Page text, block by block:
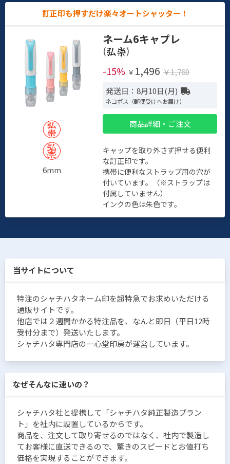
訂正印も押すだけ楽々オートシャッター！
6mm
ネーム6キャプレ
(
)
-15% ￥ 1,496 ￥1,760
発送日：8月10日(月)
ネコポス（郵便受けへお届け）
商品詳細・ご注文
キャップを取り外さず押せる便利
な訂正印です。
携帯に便利なストラップ用の穴が
付いています。（※ストラップは
付属していません）
インクの色は朱色です。
当サイトについて
特注のシャチハタネーム印を超特急でお求めいただける
通販サイトです。
他店では２週間かかる特注品を、なんと即日（平日12時
受付分まで）発送いたします。
シャチハタ専門店の一心堂印房が運営しています。
なぜそんなに速いの？
シャチハタ社と提携して「シャチハタ純正製造プラン
ト」を社内に設置しているからです。
商品を、注文して取り寄せるのではなく、社内で製造し
てお客様に直送できるので、驚きのスピードとお値打ち
価格を実現することができます。